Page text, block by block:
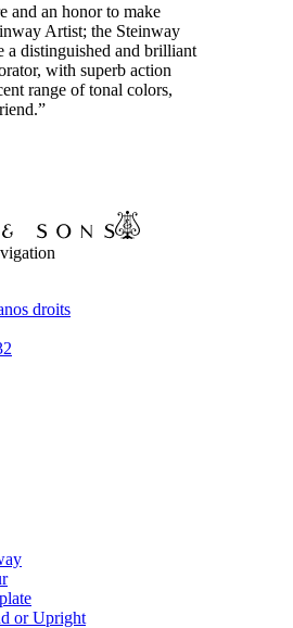
and an honor to make
Artist; the Steinway
a distinguished and brilliant
with superb action
range of tonal colors,
droits
or Upright